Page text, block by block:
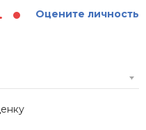
Оцените личность